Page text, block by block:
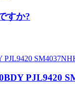
すか?
PJL9420